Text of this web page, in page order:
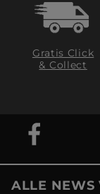
Gratis Click
& Collect
ALLE NEWS